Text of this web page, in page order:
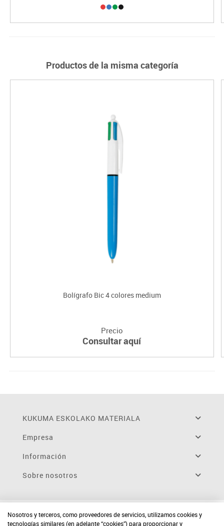
Productos de la misma categoría
Bolígrafo Bic 4 colores medium
Precio
Consultar aquí
KUKUMA ESKOLAKO MATERIALA
Empresa
Información
Sobre nosotros
Nosotros y terceros, como proveedores de servicios, utilizamos cookies y
tecnologías similares (en adelante “cookies”) para proporcionar y